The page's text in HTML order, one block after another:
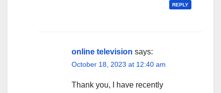
REPLY
online television says:
October 18, 2023 at 12:40 am
Thank you, I have recently